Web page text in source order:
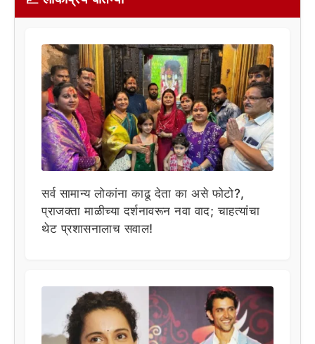
सर्व सामान्य लोकांना काढू देता का असे फोटो?,
प्राजक्ता माळीच्या दर्शनावरून नवा वाद; चाहत्यांचा
थेट प्रशासनालाच सवाल!